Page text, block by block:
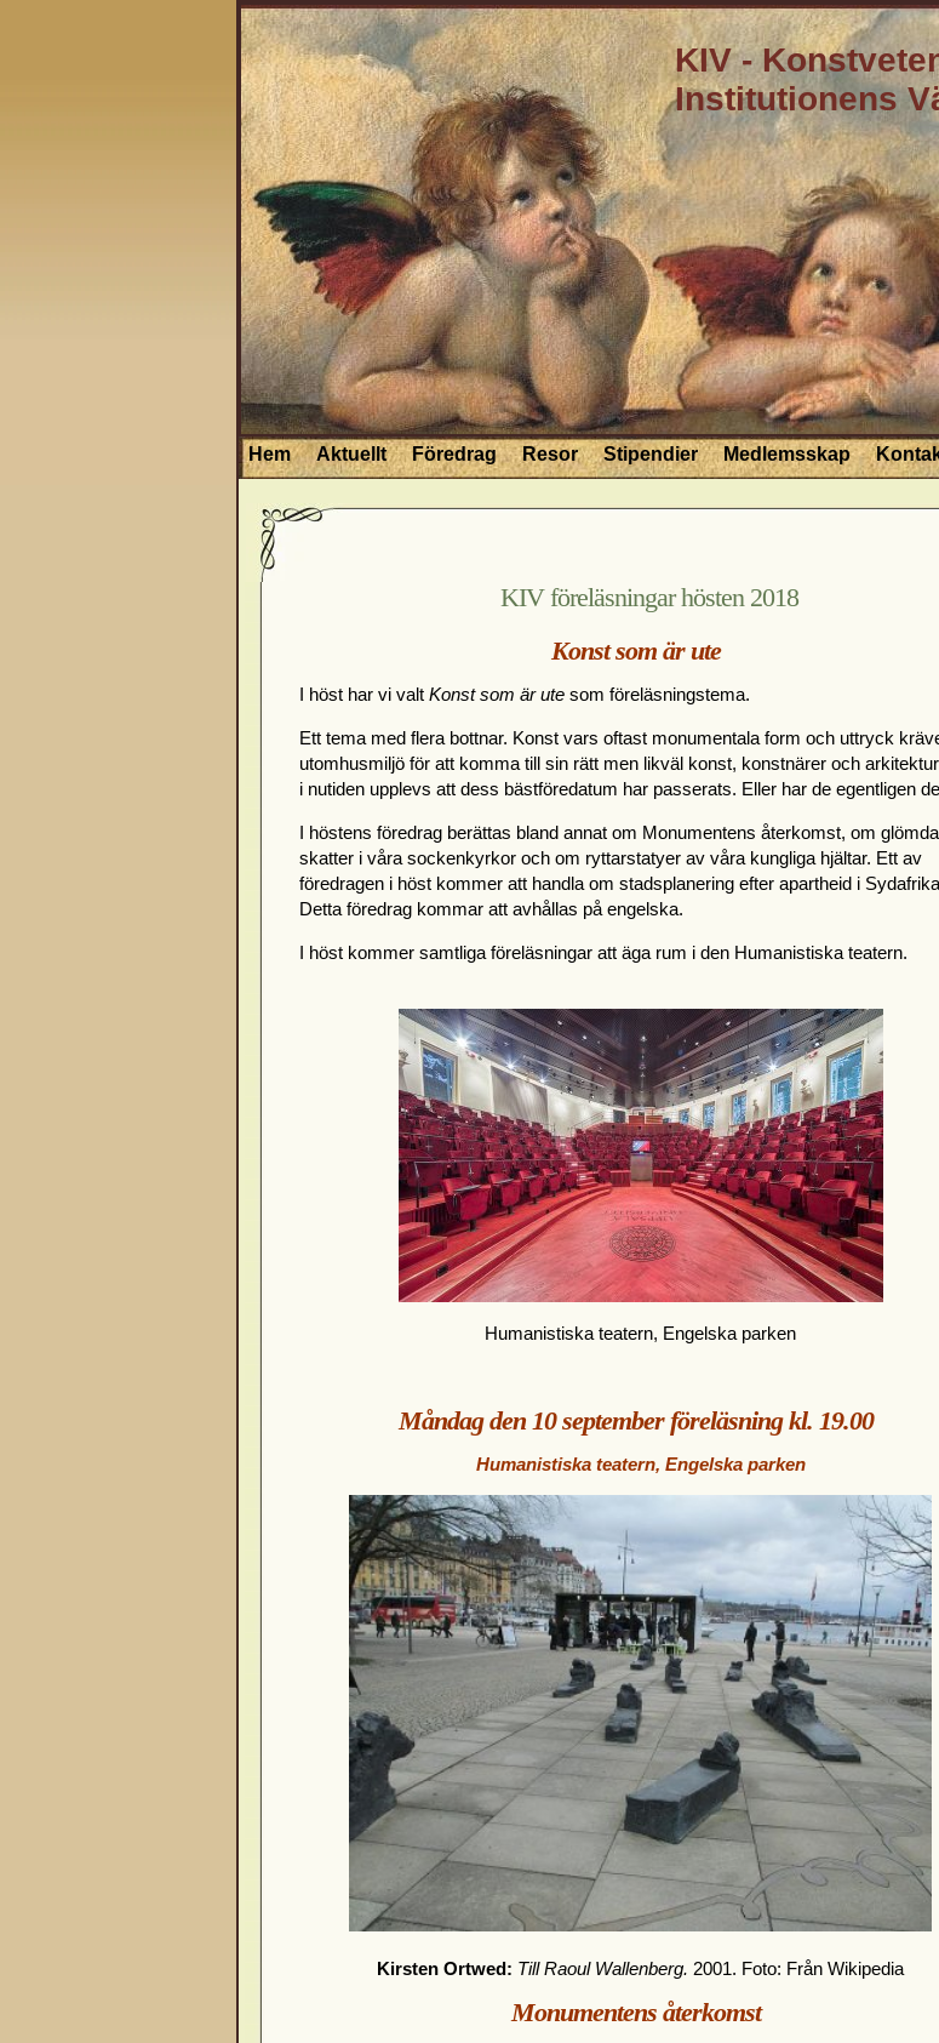
KIV -
Institutionens
Hem Aktuellt Föredrag Resor Stipendier Medlemsskap
KIV föreläsningar hösten 2018
Konst som är ute
I höst har vi valt Konst som är ute som föreläsningstema.
Ett tema med flera bottnar. Konst vars oftast monumentala form och uttryck
utomhusmiljö för att komma till sin rätt men likväl konst, konstnärer och
i nutiden upplevs att dess bästföredatum har passerats. Eller har de egentligen
I höstens föredrag berättas bland annat om Monumentens återkomst, om glömda
skatter i våra sockenkyrkor och om ryttarstatyer av våra kungliga hjältar. Ett av
föredragen i höst kommer att handla om stadsplanering efter apartheid i
Detta föredrag kommar att avhållas på engelska.
I höst kommer samtliga föreläsningar att äga rum i den Humanistiska
Humanistiska teatern, Engelska parken
Måndag den 10 september föreläsning kl. 19.00
Humanistiska teatern, Engelska parken
Kirsten Ortwed: Till Raoul Wallenberg. 2001. Foto: Från Wikipedia
Monumentens återkomst